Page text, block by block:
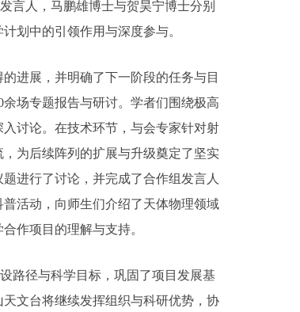
言人，马鹏雄博士与贺昊宁博士分别
划中的引领作用与深度参与。
进展，并明确了下一阶段的任务与目
场专题报告与研讨。学者们围绕极高
讨论。在技术环节，与会专家针对射
为后续阵列的扩展与升级奠定了坚实
进行了讨论，并完成了合作组发言人
活动，向师生们介绍了天体物理领域
作项目的理解与支持。
路径与科学目标，巩固了项目发展基
文台将继续发挥组织与科研优势，协